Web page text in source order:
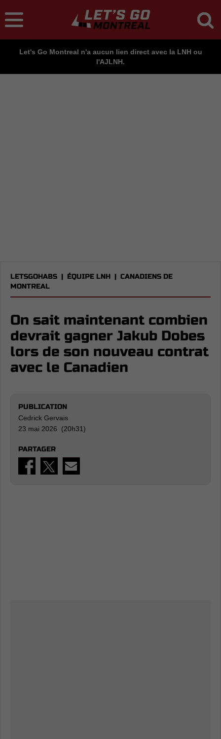
Let's Go Montreal n'a aucun lien direct avec la LNH ou
l'AJLNH.
LETSGOHABS | ÉQUIPE LNH | CANADIENS DE
MONTREAL
On sait maintenant combien
devrait gagner Jakub Dobes
lors de son nouveau contrat
avec le Canadien
PUBLICATION
Cedrick Gervais
23 mai 2026 (20h31)
PARTAGER